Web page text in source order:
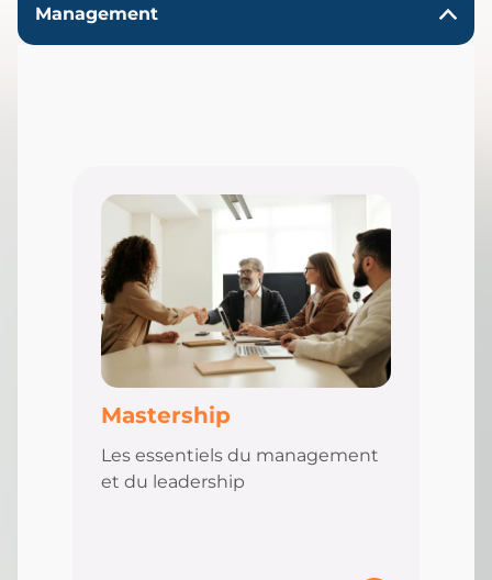
Management
Mastership
Les essentiels du management
et du leadership